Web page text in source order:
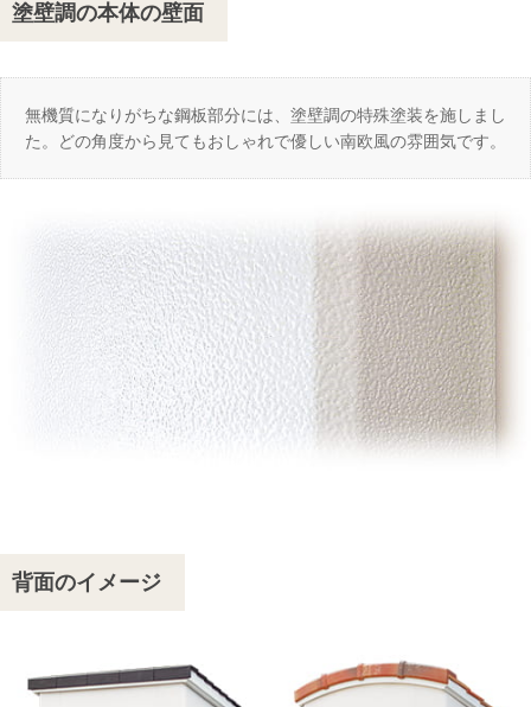
塗壁調の本体の壁面
無機質になりがちな鋼板部分には、塗壁調の特殊塗装を施しまし
た。どの角度から見てもおしゃれで優しい南欧風の雰囲気です。
背面のイメージ